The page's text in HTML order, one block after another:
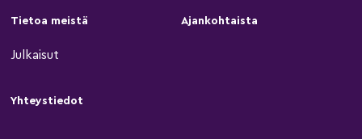
Tietoa meistä
Julkaisut
Ajankohtaista
Yhteystiedot